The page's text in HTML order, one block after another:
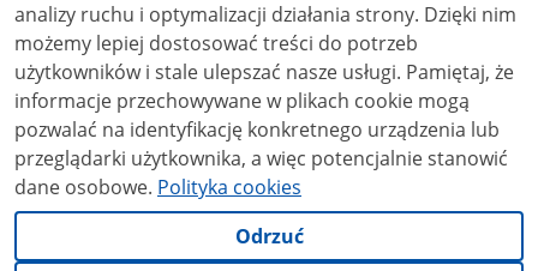
analizy ruchu i optymalizacji działania strony. Dzięki nim
możemy lepiej dostosować treści do potrzeb
użytkowników i stale ulepszać nasze usługi. Pamiętaj, że
informacje przechowywane w plikach cookie mogą
pozwalać na identyfikację konkretnego urządzenia lub
przeglądarki użytkownika, a więc potencjalnie stanowić
dane osobowe. Polityka cookies
Odrzuć